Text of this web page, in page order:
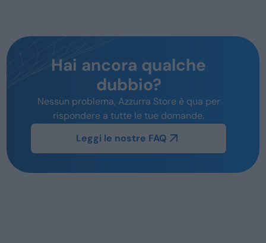
Hai ancora qualche
dubbio?
Nessun problema, Azzurra Store è qua per
rispondere a tutte le tue domande.
Leggi le nostre FAQ